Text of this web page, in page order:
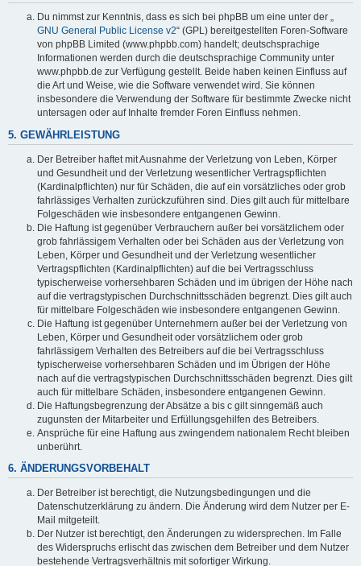
Du nimmst zur Kenntnis, dass es sich bei phpBB um eine unter der „
GNU General Public License v2“ (GPL) bereitgestellten Foren-Software
von phpBB Limited (www.phpbb.com) handelt; deutschsprachige
Informationen werden durch die deutschsprachige Community unter
www.phpbb.de zur Verfügung gestellt. Beide haben keinen Einfluss auf
die Art und Weise, wie die Software verwendet wird. Sie können
insbesondere die Verwendung der Software für bestimmte Zwecke nicht
untersagen oder auf Inhalte fremder Foren Einfluss nehmen.
5. GEWÄHRLEISTUNG
Der Betreiber haftet mit Ausnahme der Verletzung von Leben, Körper
und Gesundheit und der Verletzung wesentlicher Vertragspflichten
(Kardinalpflichten) nur für Schäden, die auf ein vorsätzliches oder grob
fahrlässiges Verhalten zurückzuführen sind. Dies gilt auch für mittelbare
Folgeschäden wie insbesondere entgangenen Gewinn.
Die Haftung ist gegenüber Verbrauchern außer bei vorsätzlichem oder
grob fahrlässigem Verhalten oder bei Schäden aus der Verletzung von
Leben, Körper und Gesundheit und der Verletzung wesentlicher
Vertragspflichten (Kardinalpflichten) auf die bei Vertragsschluss
typischerweise vorhersehbaren Schäden und im übrigen der Höhe nach
auf die vertragstypischen Durchschnittsschäden begrenzt. Dies gilt auch
für mittelbare Folgeschäden wie insbesondere entgangenen Gewinn.
Die Haftung ist gegenüber Unternehmern außer bei der Verletzung von
Leben, Körper und Gesundheit oder vorsätzlichem oder grob
fahrlässigem Verhalten des Betreibers auf die bei Vertragsschluss
typischerweise vorhersehbaren Schäden und im Übrigen der Höhe
nach auf die vertragstypischen Durchschnittsschäden begrenzt. Dies gilt
auch für mittelbare Schäden, insbesondere entgangenen Gewinn.
Die Haftungsbegrenzung der Absätze a bis c gilt sinngemäß auch
zugunsten der Mitarbeiter und Erfüllungsgehilfen des Betreibers.
Ansprüche für eine Haftung aus zwingendem nationalem Recht bleiben
unberührt.
6. ÄNDERUNGSVORBEHALT
Der Betreiber ist berechtigt, die Nutzungsbedingungen und die
Datenschutzerklärung zu ändern. Die Änderung wird dem Nutzer per E-
Mail mitgeteilt.
Der Nutzer ist berechtigt, den Änderungen zu widersprechen. Im Falle
des Widerspruchs erlischt das zwischen dem Betreiber und dem Nutzer
bestehende Vertragsverhältnis mit sofortiger Wirkung.